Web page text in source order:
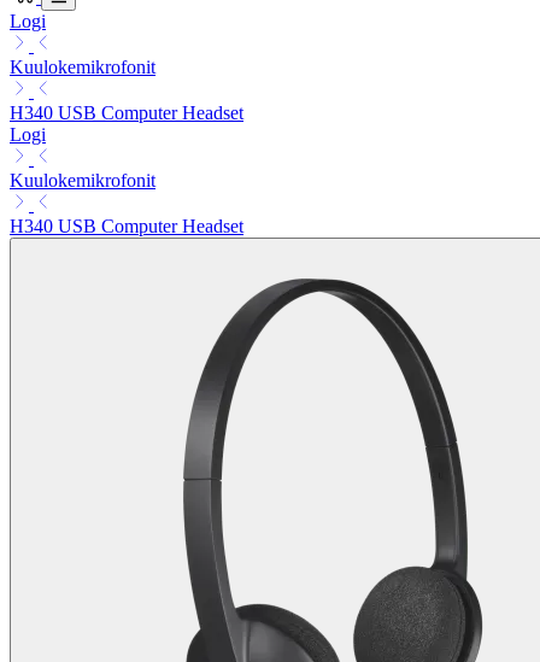
Logi
Kuulokemikrofonit
H340 USB Computer Headset
Logi
Kuulokemikrofonit
H340 USB Computer Headset